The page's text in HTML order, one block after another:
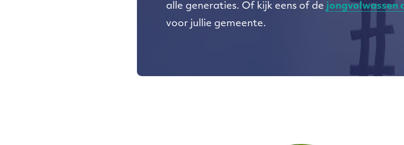
alle generaties. Of kijk eens of de jongvolwassen
voor jullie gemeente.